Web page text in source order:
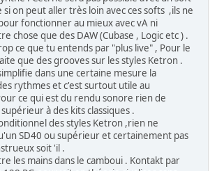
on peut aller très loin avec ces softs ,ils ne
fonctionner au mieux avec vA ni
chose que des DAW (Cubase , Logic etc ) .
ce que tu entends par "plus live" , Pour le
que des grooves sur les styles Ketron .
dans une certaine mesure la
rythmes et c'est surtout utile au
ce qui est du rendu sonore rien de
à des kits classiques .
des styles Ketron ,rien ne
SD40 ou supérieur et certainement pas
soit 'il .
les mains dans le camboui . Kontakt par